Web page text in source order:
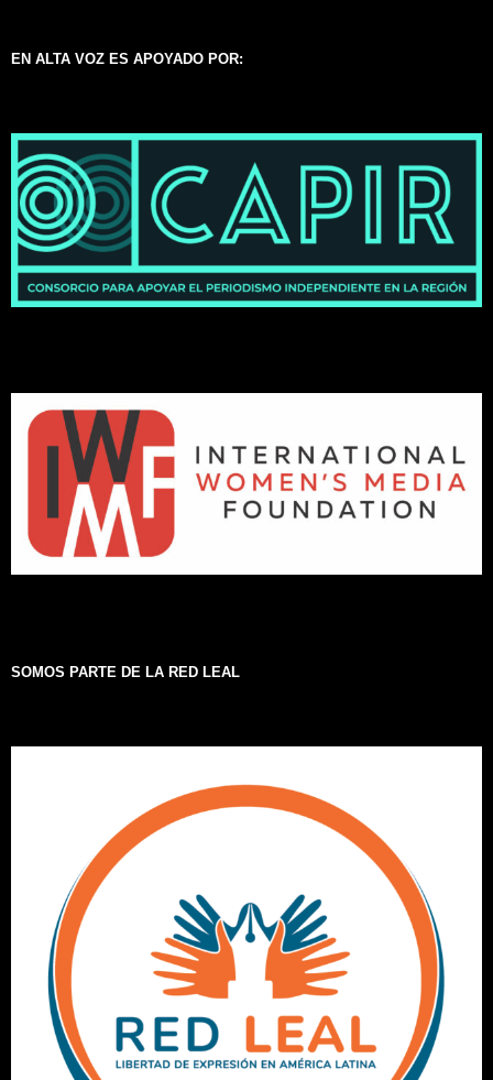
EN ALTA VOZ ES APOYADO POR:
SOMOS PARTE DE LA RED LEAL